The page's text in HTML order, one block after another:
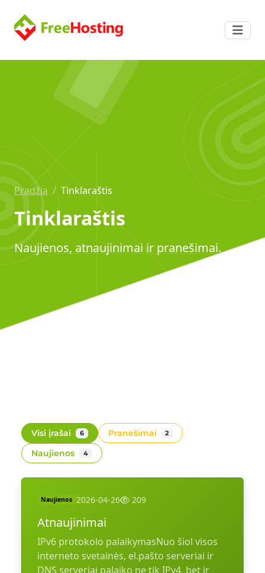
Pradžia / Tinklaraštis
Tinklaraštis
Naujienos, atnaujinimai ir pranešimai.
Visi įrašai 6 Pranešimai 2
Naujienos 4
Naujienos 2026-04-26 209
Atnaujinimai
IPv6 protokolo palaikymasNuo šiol visos
interneto svetainės, el.pašto serveriai ir
DNS serveriai palaiko ne tik IPv4, bet ir